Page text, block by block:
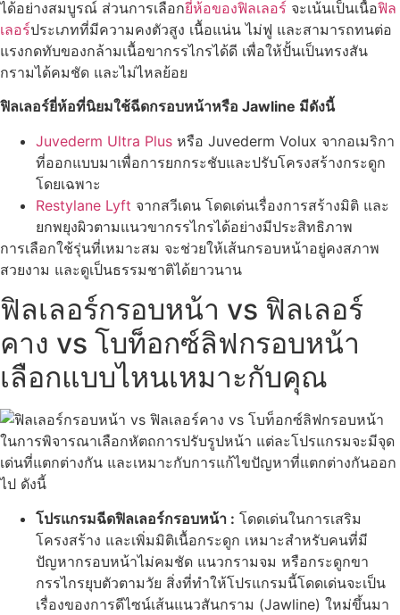
ได้อย่างสมบูรณ์ ส่วนการเลือกยี่ห้อของฟิลเลอร์ จะเน้นเป็นเนื้อฟิล
เลอร์ประเภทที่มีความคงตัวสูง เนื้อแน่น ไม่ฟู และสามารถทนต่อ
แรงกดทับของกล้ามเนื้อขากรรไกรได้ดี เพื่อให้ปั้นเป็นทรงสัน
กรามได้คมชัด และไม่ไหลย้อย
ฟิลเลอร์ยี่ห้อที่นิยมใช้ฉีดกรอบหน้าหรือ Jawline มีดังนี้
Juvederm Ultra Plus หรือ Juvederm Volux จากอเมริกา
ที่ออกแบบมาเพื่อการยกกระชับและปรับโครงสร้างกระดูก
โดยเฉพาะ
Restylane Lyft จากสวีเดน โดดเด่นเรื่องการสร้างมิติ และ
ยกพยุงผิวตามแนวขากรรไกรได้อย่างมีประสิทธิภาพ
การเลือกใช้รุ่นที่เหมาะสม จะช่วยให้เส้นกรอบหน้าอยู่คงสภาพ
สวยงาม และดูเป็นธรรมชาติได้ยาวนาน
ฟิลเลอร์กรอบหน้า vs ฟิลเลอร์
คาง vs โบท็อกซ์ลิฟกรอบหน้า
เลือกแบบไหนเหมาะกับคุณ
ในการพิจารณาเลือกหัตถการปรับรูปหน้า แต่ละโปรแกรมจะมีจุด
เด่นที่แตกต่างกัน และเหมาะกับการแก้ไขปัญหาที่แตกต่างกันออก
ไป ดังนี้
โปรแกรมฉีดฟิลเลอร์กรอบหน้า : โดดเด่นในการเสริม
โครงสร้าง และเพิ่มมิติเนื้อกระดูก เหมาะสำหรับคนที่มี
ปัญหากรอบหน้าไม่คมชัด แนวกรามจม หรือกระดูกขา
กรรไกรยุบตัวตามวัย สิ่งที่ทำให้โปรแกรมนี้โดดเด่นจะเป็น
เรื่องของการดีไซน์เส้นแนวสันกราม (Jawline) ใหม่ขึ้นมา